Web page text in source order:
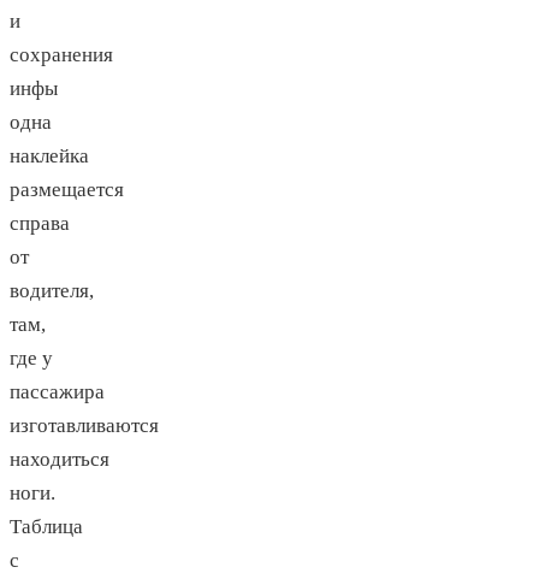
и
сохранения
инфы
одна
наклейка
размещается
справа
от
водителя,
там,
где у
пассажира
изготавливаются
находиться
ноги.
Таблица
с